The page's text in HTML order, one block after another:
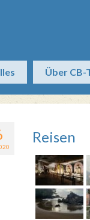
Über CB-
Reisen